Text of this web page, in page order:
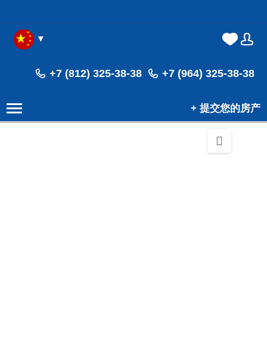
▼ (0)
(0)
+7 (964) 325-38-38
+7 (812) 325-38-38
+ 提交您的房产